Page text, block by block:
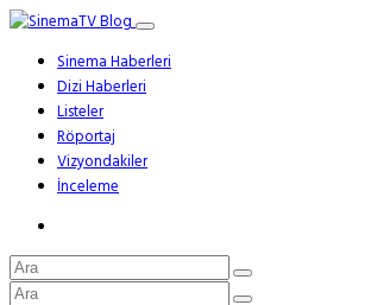
Sinema Haberleri
Dizi Haberleri
Listeler
Röportaj
Vizyondakiler
İnceleme